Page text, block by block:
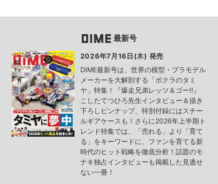
最新号
2026年7月16日(木) 発売
DIME最新号は、世界の模型・プラモデル
メーカーを大解剖する「ボクラのタミ
ヤ」特集！『爆走兄弟レッツ＆ゴー!!』
こしたてつひろ先生インタビュー＆描き
下ろしピンナップ、特別付録にはスチー
ルギアケースも！さらに2026年上半期ト
レンド特集では、「売れる」より「育て
る」をキーワードに、ファンを育てる新
時代のヒット戦略を徹底分析！話題のモ
ナキ独占インタビューも掲載した見逃せ
ない一冊！